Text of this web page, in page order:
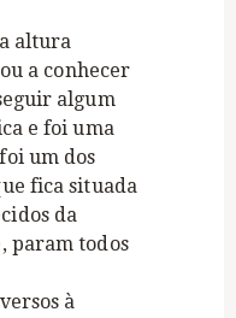
altura
a conhecer
algum
e foi uma
um dos
fica situada
da
param todos
à